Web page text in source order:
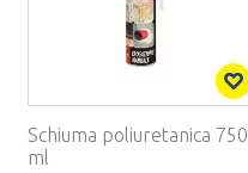
Schiuma poliuretanica 750
ml